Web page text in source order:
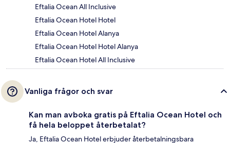
Eftalia Ocean All Inclusive
Eftalia Ocean Hotel Hotel
Eftalia Ocean Hotel Alanya
Eftalia Ocean Hotel Hotel Alanya
Eftalia Ocean Hotel All Inclusive
Vanliga frågor och svar
Kan man avboka gratis på Eftalia Ocean Hotel och
få hela beloppet återbetalat?
Ja, Eftalia Ocean Hotel erbjuder återbetalningsbara